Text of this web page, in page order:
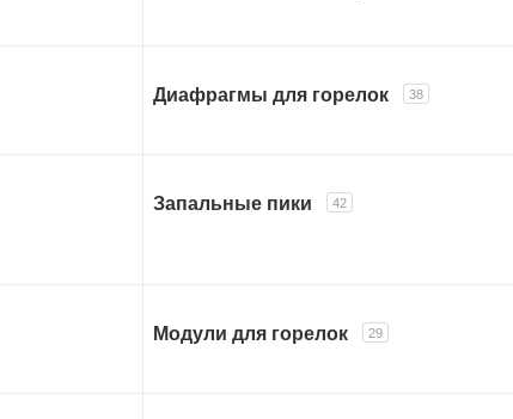
Диафрагмы для горелок 38
Запальные пики 42
Модули для горелок 29